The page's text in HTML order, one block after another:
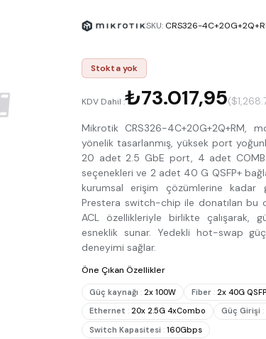
SKU: CRS326-
Stokta yok
KDV Dahil :₺73.017,95
Mikrotik CRS326-4C+20G+2Q+RM,
yönelik tasarlanmış, yüksek port
20 adet 2.5 GbE port, 4 adet
seçenekleri ve 2 adet 40 G QSFP+
kurumsal erişim çözümlerine kadar
Prestera switch-chip ile donatılan bu
ACL özellikleriyle birlikte çalışarak,
esneklik sunar. Yedekli hot-swap
deneyimi sağlar.
Öne Çıkan Özellikler
Güç kaynağı : 2x 100W Fiber : 2x 40G
Ethernet : 20x 2.5G 4xCombo Güç Girişi :
Switch Kapasitesi : 160Gbps